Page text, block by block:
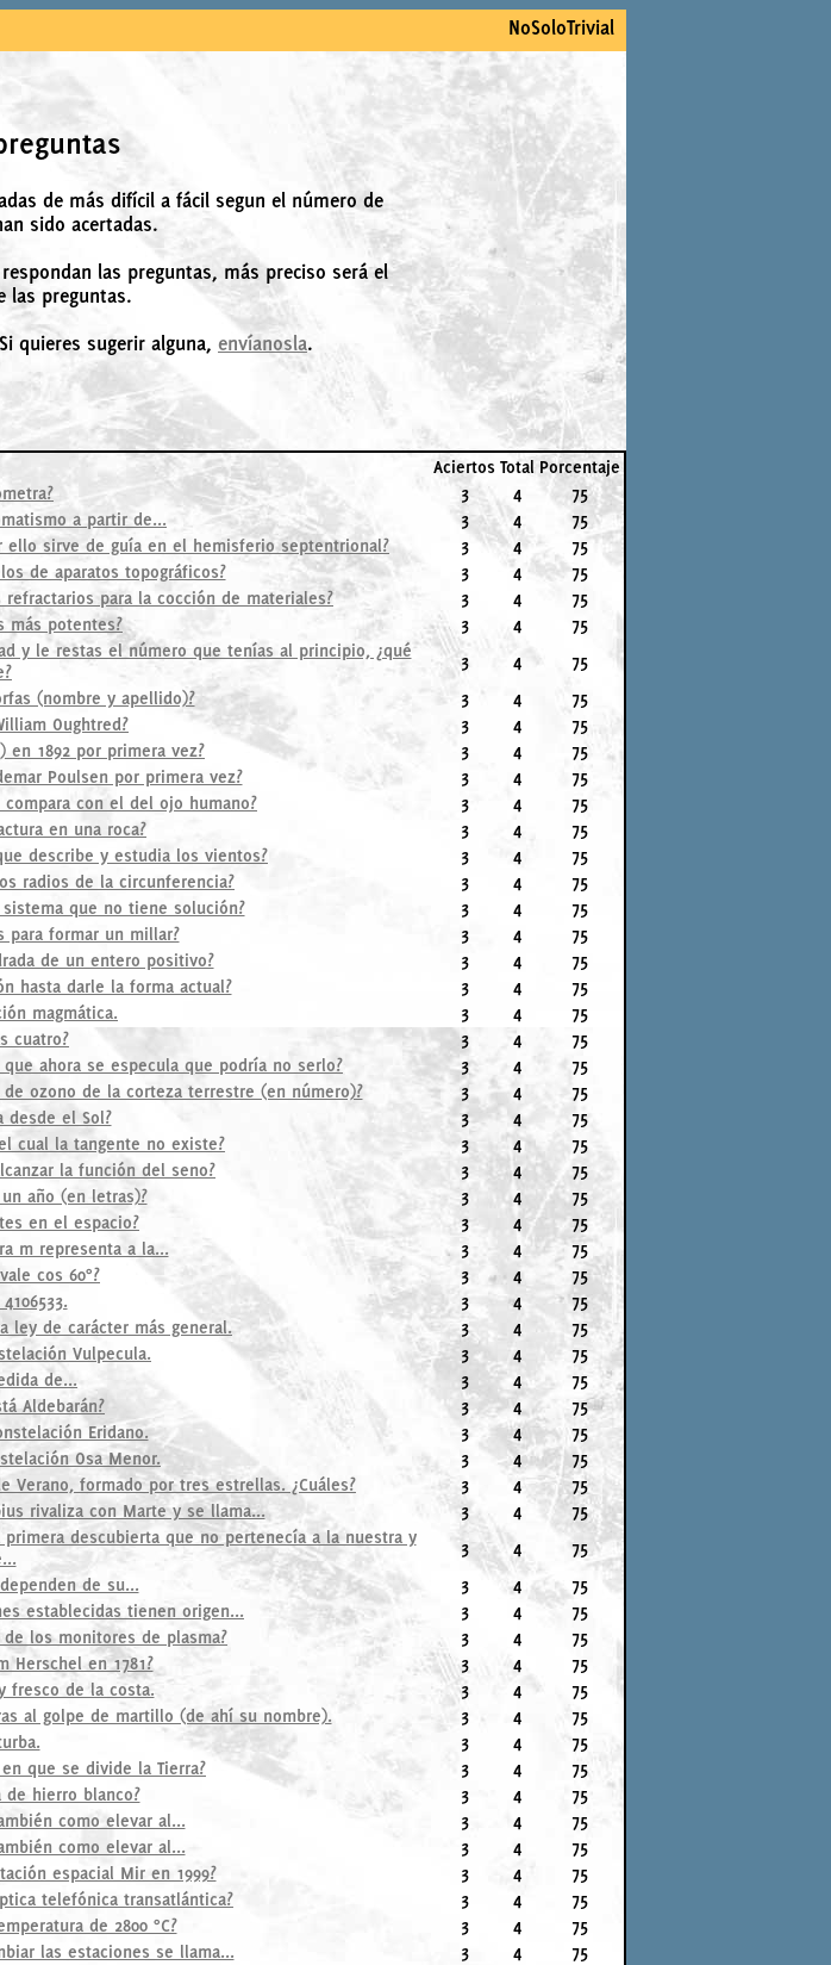
NoSoloTrivial
de más difícil a fácil segun el número de
sido acertadas.
las preguntas, más preciso será el
las preguntas.
quieres sugerir alguna, envíanosla.
Aciertos Total Porcentaje
3 4
75
a partir de... 3 4
75
ello sirve de guía en el hemisferio septentrional? 3 4
75
de aparatos topográficos? 3 4
75
para la cocción de materiales? 3 4
75
más potentes? 3 4
75
y le restas el número que tenías al principio, ¿qué
3 4
75
(nombre y apellido)? 3 4
75
Oughtred? 3 4
75
en 1892 por primera vez? 3 4
75
Poulsen por primera vez? 3 4
75
con el del ojo humano? 3 4
75
en una roca? 3 4
75
describe y estudia los vientos? 3 4
75
radios de la circunferencia? 3 4
75
que no tiene solución? 3 4
75
para formar un millar? 3 4
75
de un entero positivo? 3 4
75
hasta darle la forma actual? 3 4
75
magmática. 3 4
75
cuatro? 3 4
75
ahora se especula que podría no serlo? 3 4
75
ozono de la corteza terrestre (en número)? 3 4
75
desde el Sol? 3 4
75
cual la tangente no existe? 3 4
75
la función del seno? 3 4
75
año (en letras)? 3 4
75
en el espacio? 3 4
75
m representa a la... 3 4
75
cos 60°? 3 4
75
3 4
75
ley de carácter más general. 3 4
75
Vulpecula. 3 4
75
de... 3 4
75
Aldebarán? 3 4
75
Eridano. 3 4
75
Osa Menor. 3 4
75
formado por tres estrellas. ¿Cuáles? 3 4
75
rivaliza con Marte y se llama... 3 4
75
descubierta que no pertenecía a la nuestra y
3 4
75
de su... 3 4
75
establecidas tienen origen... 3 4
75
los monitores de plasma? 3 4
75
Herschel en 1781? 3 4
75
fresco de la costa. 3 4
75
al golpe de martillo (de ahí su nombre). 3 4
75
3 4
75
que se divide la Tierra? 3 4
75
hierro blanco? 3 4
75
como elevar al... 3 4
75
como elevar al... 3 4
75
espacial Mir en 1999? 3 4
75
telefónica transatlántica? 3 4
75
de 2800 °C? 3 4
75
las estaciones se llama... 3 4
75